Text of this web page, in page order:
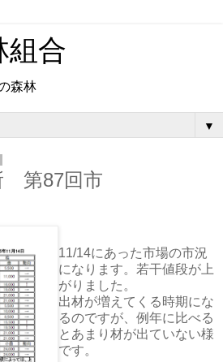
組合
森林
▼
第87回市
11/14にあった市場の市況
になります。若干値段が上
がりました。
出材が増えてくる時期にな
るのですが、例年に比べる
とあまり材が出ていない様
です。